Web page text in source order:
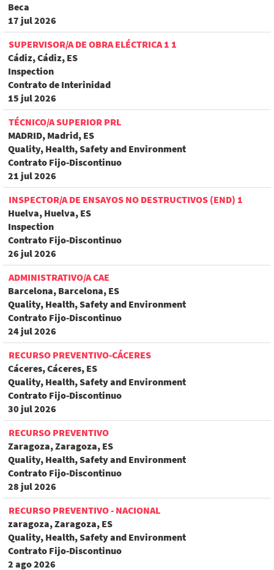
Beca
17 jul 2026
SUPERVISOR/A DE OBRA ELÉCTRICA 1 1
Cádiz, Cádiz, ES
Inspection
Contrato de Interinidad
15 jul 2026
TÉCNICO/A SUPERIOR PRL
MADRID, Madrid, ES
Quality, Health, Safety and Environment
Contrato Fijo-Discontinuo
21 jul 2026
INSPECTOR/A DE ENSAYOS NO DESTRUCTIVOS (END) 1
Huelva, Huelva, ES
Inspection
Contrato Fijo-Discontinuo
26 jul 2026
ADMINISTRATIVO/A CAE
Barcelona, Barcelona, ES
Quality, Health, Safety and Environment
Contrato Fijo-Discontinuo
24 jul 2026
RECURSO PREVENTIVO-CÁCERES
Cáceres, Cáceres, ES
Quality, Health, Safety and Environment
Contrato Fijo-Discontinuo
30 jul 2026
RECURSO PREVENTIVO
Zaragoza, Zaragoza, ES
Quality, Health, Safety and Environment
Contrato Fijo-Discontinuo
28 jul 2026
RECURSO PREVENTIVO - NACIONAL
zaragoza, Zaragoza, ES
Quality, Health, Safety and Environment
Contrato Fijo-Discontinuo
2 ago 2026